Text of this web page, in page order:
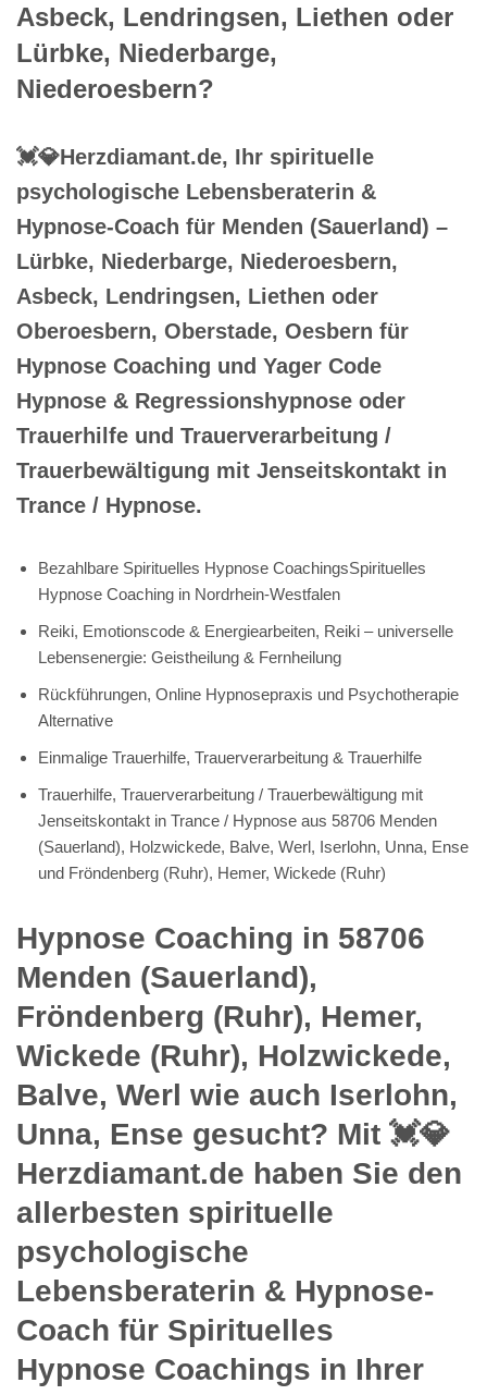
Asbeck, Lendringsen, Liethen oder
Lürbke, Niederbarge,
Niederoesbern?
💓️💎Herzdiamant.de, Ihr spirituelle
psychologische Lebensberaterin &
Hypnose-Coach für Menden (Sauerland) –
Lürbke, Niederbarge, Niederoesbern,
Asbeck, Lendringsen, Liethen oder
Oberoesbern, Oberstade, Oesbern für
Hypnose Coaching und Yager Code
Hypnose & Regressionshypnose oder
Trauerhilfe und Trauerverarbeitung /
Trauerbewältigung mit Jenseitskontakt in
Trance / Hypnose.
Bezahlbare Spirituelles Hypnose CoachingsSpirituelles
Hypnose Coaching in Nordrhein-Westfalen
Reiki, Emotionscode & Energiearbeiten, Reiki – universelle
Lebensenergie: Geistheilung & Fernheilung
Rückführungen, Online Hypnosepraxis und Psychotherapie
Alternative
Einmalige Trauerhilfe, Trauerverarbeitung & Trauerhilfe
Trauerhilfe, Trauerverarbeitung / Trauerbewältigung mit
Jenseitskontakt in Trance / Hypnose aus 58706 Menden
(Sauerland), Holzwickede, Balve, Werl, Iserlohn, Unna, Ense
und Fröndenberg (Ruhr), Hemer, Wickede (Ruhr)
Hypnose Coaching in 58706
Menden (Sauerland),
Fröndenberg (Ruhr), Hemer,
Wickede (Ruhr), Holzwickede,
Balve, Werl wie auch Iserlohn,
Unna, Ense gesucht? Mit 💓️💎
Herzdiamant.de haben Sie den
allerbesten spirituelle
psychologische
Lebensberaterin & Hypnose-
Coach für Spirituelles
Hypnose Coachings in Ihrer